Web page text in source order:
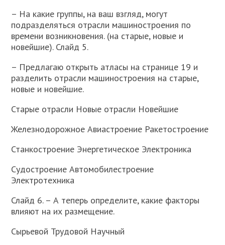
– На какие группы, на ваш взгляд, могут
подразделяться отрасли машиностроения по
времени возникновения. (на старые, новые и
новейшие). Слайд 5.
– Предлагаю открыть атласы на странице 19 и
разделить отрасли машиностроения на старые,
новые и новейшие.
Старые отрасли Новые отрасли Новейшие
Железнодорожное Авиастроение Ракетостроение
Станкостроение Энергетическое Электроника
Судостроение Автомобилестроение
Электротехника
Слайд 6. – А теперь определите, какие факторы
влияют на их размещение.
Сырьевой Трудовой Научный